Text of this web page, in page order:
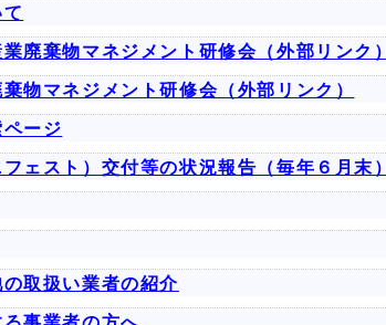
廃棄物マネジメント研修会（外部リンク）
物マネジメント研修会（外部リンク）
ージ
ェスト）交付等の状況報告（毎年６月末）
取扱い業者の紹介